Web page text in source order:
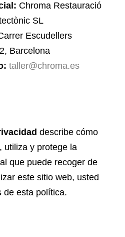
Chroma Restauració
SL
Escudellers
Barcelona
taller@chroma.es
describe cómo
utiliza y protege la
que puede recoger de
este sitio web, usted
de esta política.